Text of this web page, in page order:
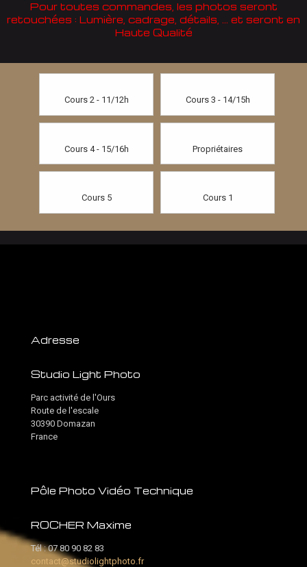
Pour toutes commandes, les photos seront
retouchées : Lumière, cadrage, détails, ... et seront en
Haute Qualité
Cours 2 - 11/12h Cours 3 - 14/15h
Cours 4 - 15/16h Propriétaires
Cours 5 Cours 1
Adresse
Studio Light Photo
Parc activité de l'Ours
Route de l'escale
30390 Domazan
France
Pôle Photo Vidéo Technique
ROCHER Maxime
Tél :07 80 90 82 83
contact@studiolightphoto.fr